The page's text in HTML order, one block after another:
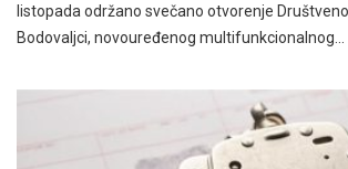
listopada održano svečano otvorenje
Bodovaljci, novouređenog multifunkcionalnog…